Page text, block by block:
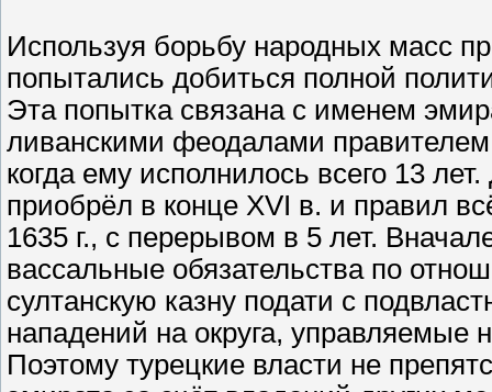
Используя борьбу народных масс
попытались добиться полной
Эта попытка связана с именем
ливанскими феодалами
когда ему исполнилось всего 13
приобрёл в конце XVI в. и правил
1635 г., с перерывом в 5 лет.
вассальные обязательства по
султанскую казну подати с
нападений на округа, управляемые
Поэтому турецкие власти не